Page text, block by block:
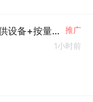
机器人数据采集员 （免费提供设备+按量结算） 推广
1小时前